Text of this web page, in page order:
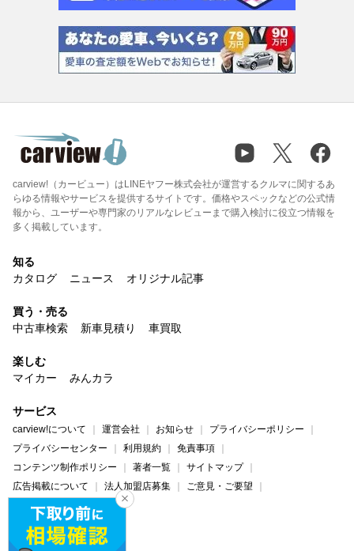
carview!（カービュー）はLINEヤフー株式会社が運営するクルマに関するあ
らゆる情報やサービスを提供するサイトです。価格やスペックなどの公式情
報から、ユーザーや専門家のリアルなレビューまで購入検討に役立つ情報を
多く掲載しています。
知る
カタログ
ニュース オリジナル記事
買う・売る
中古車検索
新車見積り 車買取
楽しむ
マイカー
みんカラ
サービス
carview!について 運営会社 お知らせ
プライバシーポリシー
プライバシーセンター
利用規約
免責事項
コンテンツ制作ポリシー
著者一覧
サイトマップ
広告掲載について
法人加盟店募集
ご意見・ご要望
ヘルプ・お問い合わせ
carview! Yahoo! JAPAN